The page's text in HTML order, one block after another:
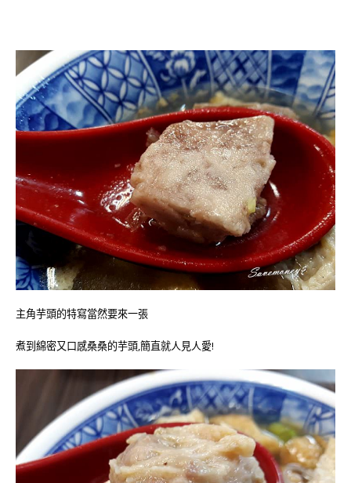
主角芋頭的特寫當然要來一張
煮到綿密又口感桑桑的芋頭,簡直就人見人愛!